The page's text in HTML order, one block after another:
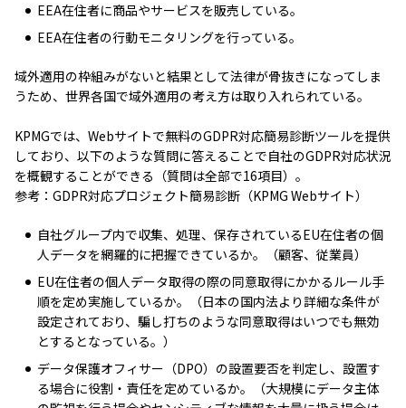
EEA在住者に商品やサービスを販売している。
EEA在住者の行動モニタリングを行っている。
域外適用の枠組みがないと結果として法律が骨抜きになってしま
うため、世界各国で域外適用の考え方は取り入れられている。
KPMGでは、Webサイトで無料のGDPR対応簡易診断ツールを提供
しており、以下のような質問に答えることで自社のGDPR対応状況
を概観することができる（質問は全部で16項目）。
参考：GDPR対応プロジェクト簡易診断（KPMG Webサイト）
自社グループ内で収集、処理、保存されているEU在住者の個
人データを網羅的に把握できているか。（顧客、従業員）
EU在住者の個人データ取得の際の同意取得にかかるルール手
順を定め実施しているか。（日本の国内法より詳細な条件が
設定されており、騙し打ちのような同意取得はいつでも無効
とするとなっている。）
データ保護オフィサー（DPO）の設置要否を判定し、設置す
る場合に役割・責任を定めているか。（大規模にデータ主体